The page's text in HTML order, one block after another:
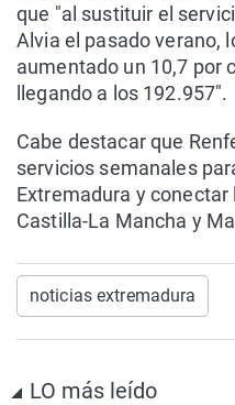
que "al sustituir el
Alvia el pasado verano,
aumentado un 10,7 por
llegando a los 192.957".
Cabe destacar que
servicios semanales
Extremadura y conectar
Castilla-La Mancha y
noticias extremadura
LO más leído